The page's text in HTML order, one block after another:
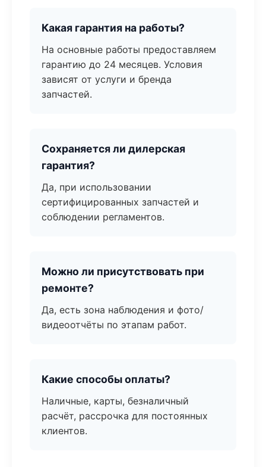
Какая гарантия на работы?
На основные работы предоставляем
гарантию до 24 месяцев. Условия
зависят от услуги и бренда
запчастей.
Сохраняется ли дилерская
гарантия?
Да, при использовании
сертифицированных запчастей и
соблюдении регламентов.
Можно ли присутствовать при
ремонте?
Да, есть зона наблюдения и фото/
видеоотчёты по этапам работ.
Какие способы оплаты?
Наличные, карты, безналичный
расчёт, рассрочка для постоянных
клиентов.